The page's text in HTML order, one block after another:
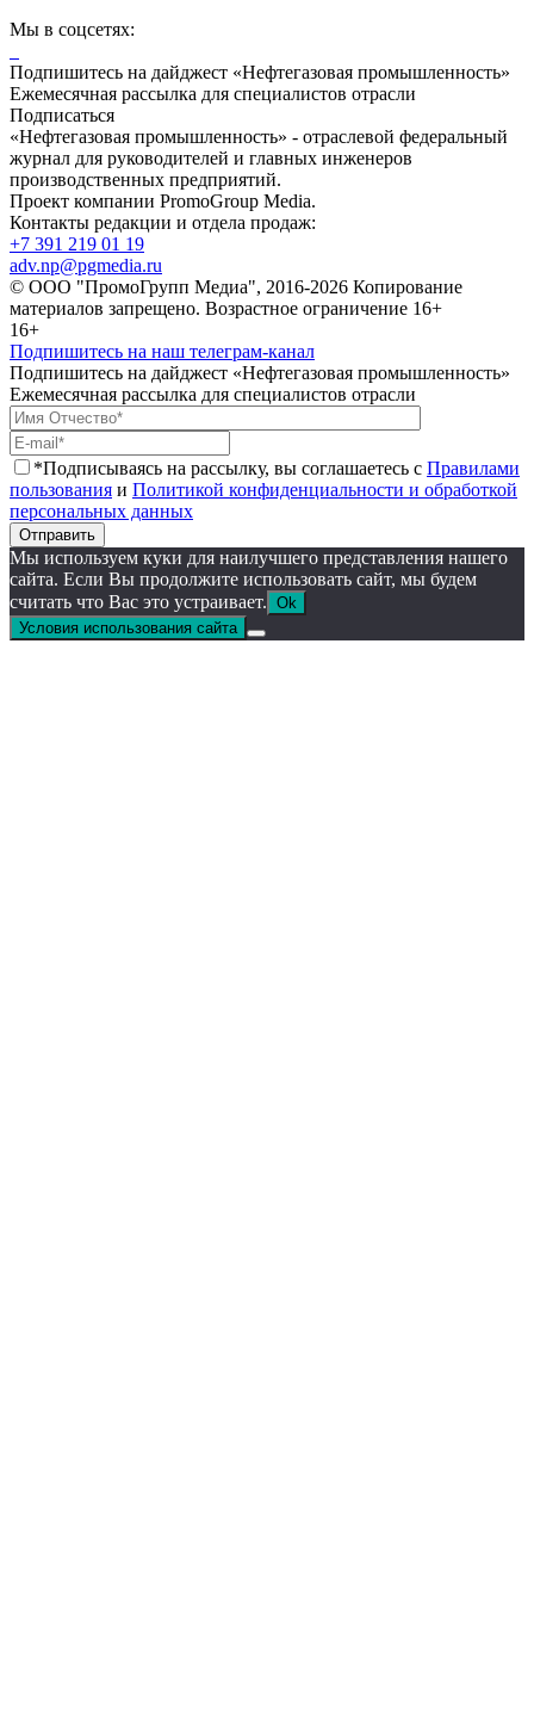
Мы в соцсетях:
Подпишитесь на дайджест «Нефтегазовая промышленность»
Ежемесячная рассылка для специалистов отрасли
Подписаться
«Нефтегазовая промышленность» - отраслевой федеральный
журнал для руководителей и главных инженеров
производственных предприятий.
Проект компании PromoGroup Media.
Контакты редакции и отдела продаж:
+7 391 219 01 19
adv.np@pgmedia.ru
© ООО "ПромоГрупп Медиа", 2016-2026 Копирование
материалов запрещено. Возрастное ограничение 16+
16+
Подпишитесь на наш телеграм-канал
Подпишитесь на дайджест «Нефтегазовая промышленность»
Ежемесячная рассылка для специалистов отрасли
*Подписываясь на рассылку, вы соглашаетесь с Правилами
пользования и Политикой конфиденциальности и обработкой
персональных данных
Отправить
Мы используем куки для наилучшего представления нашего
сайта. Если Вы продолжите использовать сайт, мы будем
считать что Вас это устраивает. Ok
Условия использования сайта